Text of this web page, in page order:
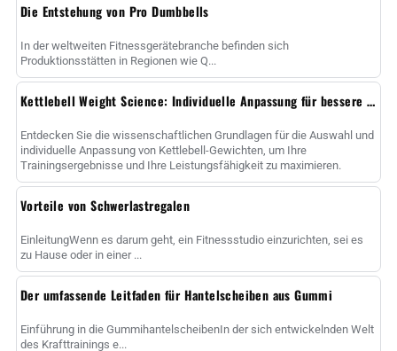
Die Entstehung von Pro Dumbbells
In der weltweiten Fitnessgerätebranche befinden sich
Produktionsstätten in Regionen wie Q...
Kettlebell Weight Science: Individuelle Anpassung für bessere Ergebnisse
Entdecken Sie die wissenschaftlichen Grundlagen für die Auswahl und
individuelle Anpassung von Kettlebell-Gewichten, um Ihre
Trainingsergebnisse und Ihre Leistungsfähigkeit zu maximieren.
Vorteile von Schwerlastregalen
EinleitungWenn es darum geht, ein Fitnessstudio einzurichten, sei es
zu Hause oder in einer ...
Der umfassende Leitfaden für Hantelscheiben aus Gummi
Einführung in die GummihantelscheibenIn der sich entwickelnden Welt
des Krafttrainings e...